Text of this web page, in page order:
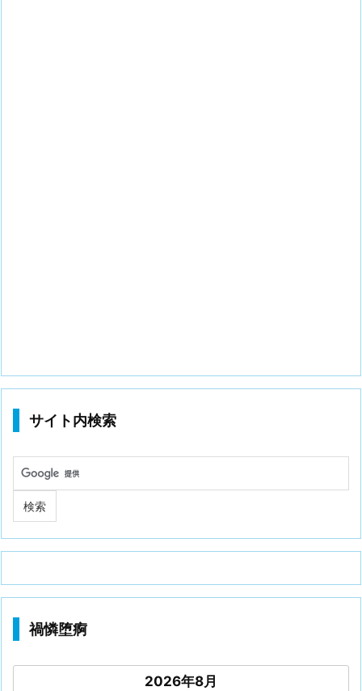
サイト内検索
禍憐堕痾
2026年8月